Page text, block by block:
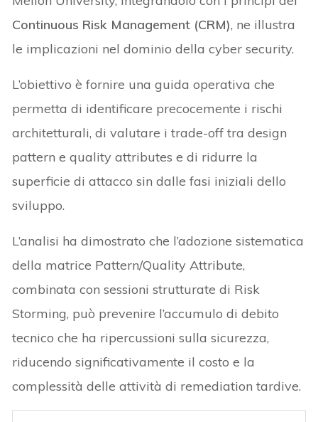
Continuous Risk Management (CRM), ne illustra
le implicazioni nel dominio della cyber security.
L’obiettivo è fornire una guida operativa che
permetta di identificare precocemente i rischi
architetturali, di valutare i trade-off tra design
pattern e quality attributes e di ridurre la
superficie di attacco sin dalle fasi iniziali dello
sviluppo.
L’analisi ha dimostrato che l’adozione sistematica
della matrice Pattern/Quality Attribute,
combinata con sessioni strutturate di Risk
Storming, può prevenire l’accumulo di debito
tecnico che ha ripercussioni sulla sicurezza,
riducendo significativamente il costo e la
complessità delle attività di remediation tardive.